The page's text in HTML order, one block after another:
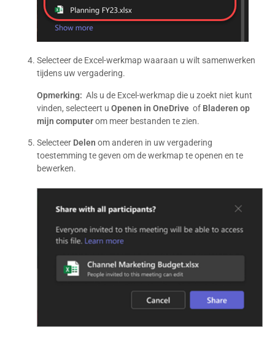
Selecteer de Excel-werkmap waaraan u wilt samenwerken
tijdens uw vergadering.
Opmerking: Als u de Excel-werkmap die u zoekt niet kunt
vinden, selecteert u Openen in OneDrive of Bladeren op
mijn computerom meer bestanden te zien.
Selecteer Delen om anderen in uw vergadering
toestemming te geven om de werkmap te openen en te
bewerken.